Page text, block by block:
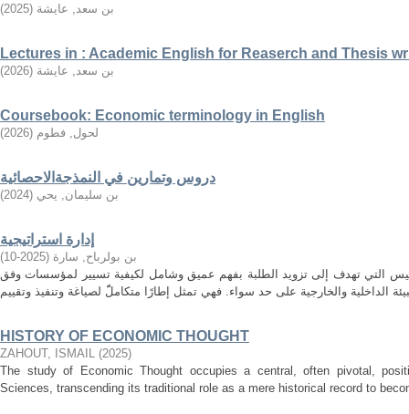
بن سعد, عايشة (
2025
)
Lectures in : Academic English for Reaserch and Thesis
بن سعد, عايشة (
2026
)
Coursebook: Economic terminology in English
لحول, فطوم (
2026
)
دروس وتمارين في النمذجةالاحصائية
بن سليمان, يحي (
2024
)
إدارة استراتيجية
بن بولرباح, سارة (
2025-10
)
التي تهدف إلى تزويد الطلبة بفهم عميق وشامل لكيفية تسيير لمؤسسات وفق
HISTORY OF ECONOMIC THOUGHT
ZAHOUT, ISMAIL (2025)
The study of Economic Thought occupies a central, often pivotal,
Sciences, transcending its traditional role as a mere historical record to